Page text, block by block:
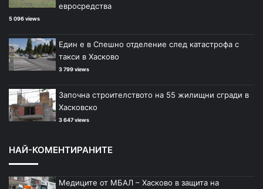
евросредства
5 096 views
Един е в Спешно отделение след катастрофа с
такси в Хасково
3 799 views
Започна строителството на 55 жилищни сгради в
Хасковско
3 647 views
НАЙ-КОМЕНТИРАНИТЕ
Медиците от МБАЛ – Хасково в защита на